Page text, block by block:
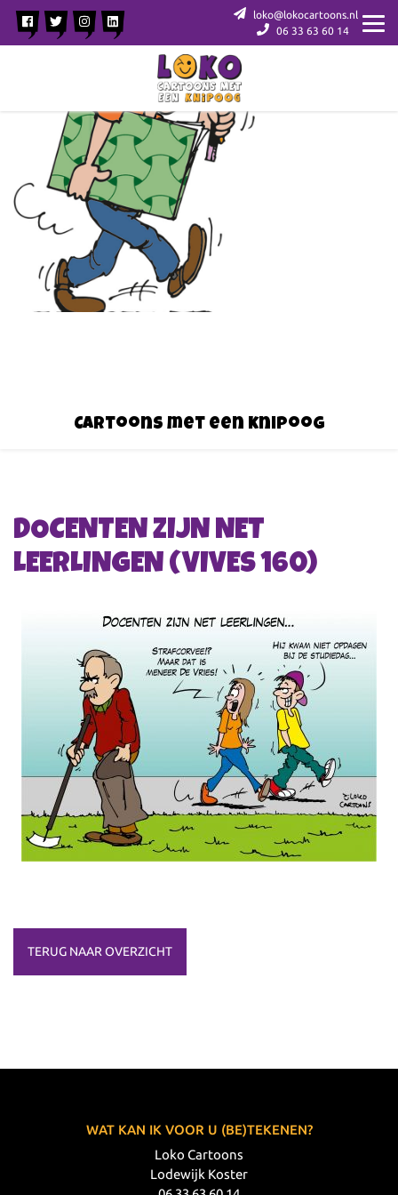
loko@lokocartoons.nl
06 33 63 60 14
Cartoons met een knipoog
DOCENTEN ZIJN NET
LEERLINGEN (VIVES 160)
TERUG NAAR OVERZICHT
WAT KAN IK VOOR U (BE)TEKENEN?
Loko Cartoons
Lodewijk Koster